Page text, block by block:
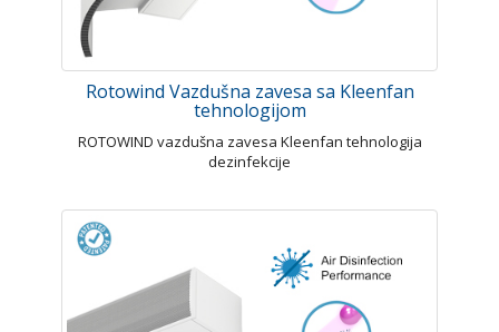
Rotowind Vazdušna zavesa sa Kleenfan
tehnologijom
ROTOWIND vazdušna zavesa Kleenfan tehnologija
dezinfekcije